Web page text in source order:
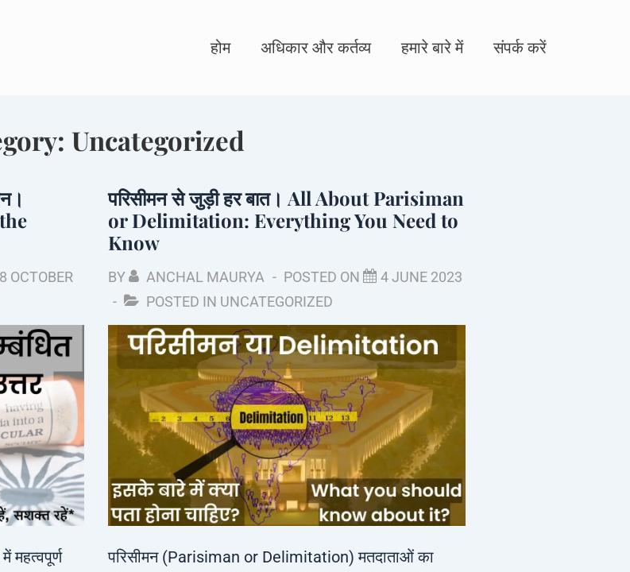
Main
होम अधिकार और कर्तव्य हमारे बारे में संपर्क करें
Uncategorized
8 OCTOBER
महत्वपूर्ण
परिसीमन से जुड़ी हर बात। All About Parisiman
or Delimitation: Everything You Need to
Know
BY ANCHAL MAURYA POSTED ON
4 JUNE 2023
POSTED IN UNCATEGORIZED
परिसीमन (Parisiman or Delimitation) मतदाताओं का